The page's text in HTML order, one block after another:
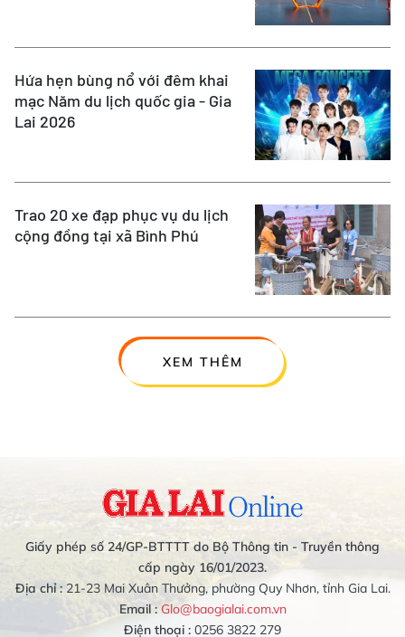
Hứa hẹn bùng nổ với đêm khai
mạc Năm du lịch quốc gia - Gia
Lai 2026
Trao 20 xe đạp phục vụ du lịch
cộng đồng tại xã Bình Phú
XEM THÊM
Giấy phép số 24/GP-BTTTT do Bộ Thông tin - Truyền thông
cấp ngày 16/01/2023.
Địa chỉ :21-23 Mai Xuân Thưởng, phường Quy Nhơn, tỉnh Gia Lai.
Email : Glo@baogialai.com.vn
Điện thoại : 0256 3822 279